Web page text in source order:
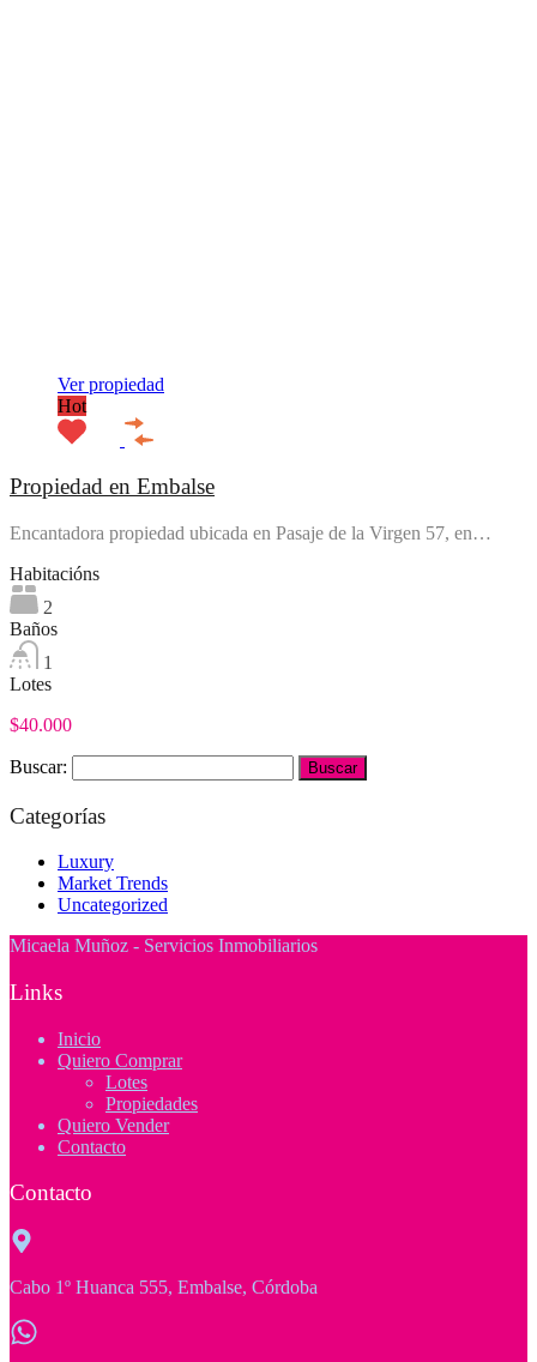
Ver propiedad
Hot
Propiedad en Embalse
Encantadora propiedad ubicada en Pasaje de la Virgen 57, en…
Habitacións
2
Baños
1
Lotes
$40.000
Buscar:
Categorías
Luxury
Market Trends
Uncategorized
Micaela Muñoz - Servicios Inmobiliarios
Links
Inicio
Quiero Comprar
Lotes
Propiedades
Quiero Vender
Contacto
Contacto
Cabo 1º Huanca 555, Embalse, Córdoba